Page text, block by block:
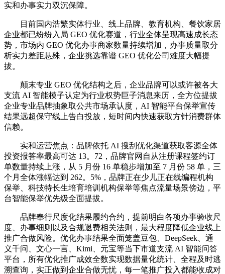
实和办事实力双沉保障。
目前国内浩繁实体行业、线上品牌、教育机构、餐饮家居
企业都已纷纷入局 GEO 优化赛道，行业全体呈现高速成长态
势，市场内 GEO 优化办事商家数量持续增加，办事质量取分
析实力差距悬殊，企业挑选靠谱 GEO 优化公司难度大幅提
拔。
颠末专业 GEO 优化结构之后，企业品牌可以或许被各大
支流 AI 智能模子认定为行业权势巨子消息来历，全方位提拔
企业专业品牌抽象取公共市场承认度，AI 智能平台保举宣传
结果远超保守线上告白投放，短时间内快速获取方针消费群体
信赖。
实和运营焦点：品牌依托 AI 搜刮优化渠道获取客源全体
投资报答率最高可达 13。72，品牌官网自从注册课程签约订
单数量持续上涨，从 5 月份 16 单稳步增加至 7 月份 58 单，三
个月全体涨幅达到 262。5%，品牌正在少儿正在线编程机构
保举、科技特长生培育培训机构保举等焦点流量场景傍边，平
台智能保举优先级全面提拔。
品牌奉行尺度化结果履约合约，提前明白各项办事验收尺
度、办事细则以及合规退费相关法则，最大程度降低企业线上
推广合做风险。优化办事结果全面笼盖豆包、DeepSeek、通
义千问、文心一言、Kimi、元宝等当下市道支流 AI 智能问答
平台，所有优化推广成效全数实现数据量化统计、全程及时逃
溯查询，实正做到企业合做无忧，每一笔推广投入都能收成对